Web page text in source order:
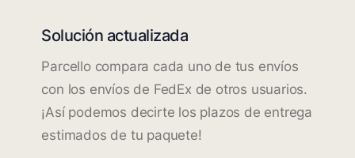
Solución actualizada
Parcello compara cada uno de tus envíos
con los envíos de FedEx de otros usuarios.
¡Así podemos decirte los plazos de entrega
estimados de tu paquete!